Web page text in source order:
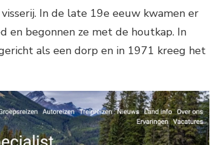
In de late 19e eeuw kwamen er
en begonnen ze met de houtkap. In
als een dorp en in 1971 kreeg het